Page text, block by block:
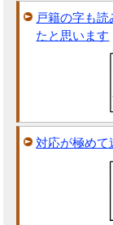
戸籍の字も
たと思います
対応が極めて